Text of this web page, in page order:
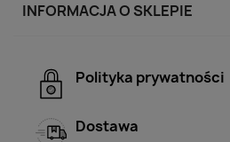
INFORMACJA O SKLEPIE
Polityka prywatności
Dostawa